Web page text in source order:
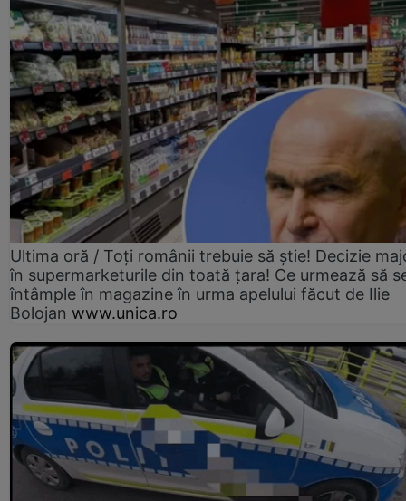
Ultima oră / Toți românii trebuie să știe! Decizie
în supermarketurile din toată țara! Ce urmează să
întâmple în magazine în urma apelului făcut de Ilie
Bolojan www.unica.ro